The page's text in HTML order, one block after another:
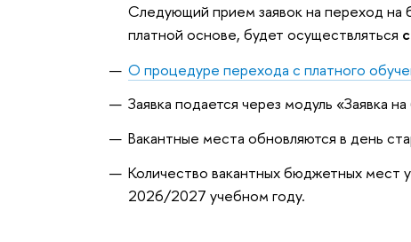
Следующий прием заявок на переход на
платной основе, будет осуществляться
О процедуре перехода с платного
Заявка подается через модуль «Заявка
Вакантные места обновляются в день
Количество вакантных бюджетных мест
2026/2027 учебном году.